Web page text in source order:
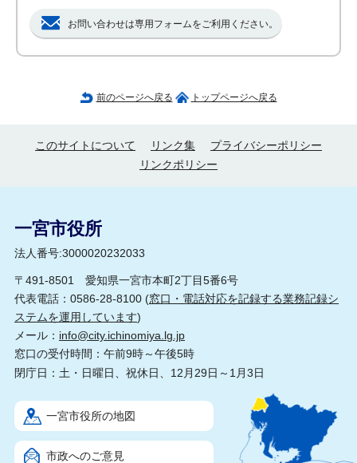
お問い合わせは専用フォームをご利用ください。
前のページへ戻る トップページへ戻る
このサイトについて リンク集
プライバシーポリシー
リンクポリシー
一宮市役所
法人番号:3000020232033
〒491-8501 愛知県一宮市本町2丁目5番6号
代表電話：0586-28-8100 (窓口・電話対応を記録する業務記録シ
ステムを運用しています)
メール： info@city.ichinomiya.lg.jp
窓口の受付時間：午前9時～午後5時
閉庁日：土・日曜日、祝休日、12月29日～1月3日
一宮市役所の地図
市政へのご意見